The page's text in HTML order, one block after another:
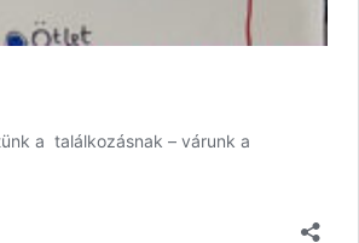
a találkozásnak – várunk a